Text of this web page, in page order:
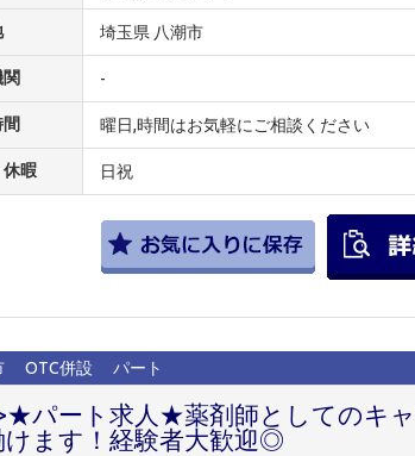
埼玉県 八潮市
関 -
間 曜日,時間はお気軽にご相談ください
休暇 日祝
OTC併設 パート
パート求人★薬剤師としてのキ
けます！経験者大歓迎◎